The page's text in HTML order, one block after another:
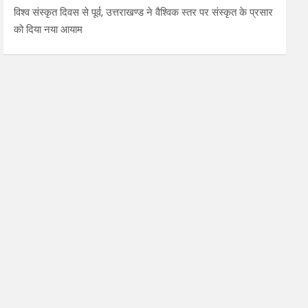
विश्व संस्कृत दिवस से पूर्व, उत्तराखण्ड ने वैश्विक स्तर पर संस्कृत के प्रसार
को दिया नया आयाम